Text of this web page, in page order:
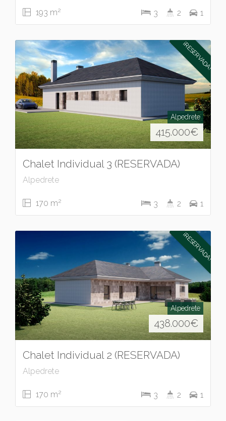
193 m2 3 2 1
Alpedrete
415.000€
¡RESERVADA!
Chalet Individual 3 (RESERVADA)
Alpedrete
170 m2 3 2 1
Alpedrete
438.000€
¡RESERVADA!
Chalet Individual 2 (RESERVADA)
Alpedrete
170 m2 3 2 1